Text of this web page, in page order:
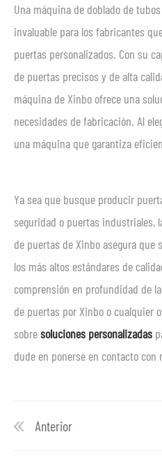
Una máquina de doblado de
invaluable para los fabricantes
puertas personalizados. Con su
de puertas precisos y de alta
máquina de Xinbo ofrece una
necesidades de fabricación. Al
una máquina que garantiza
Ya sea que busque producir
seguridad o puertas industriales,
de puertas de Xinbo asegura que
los más altos estándares de
comprensión en profundidad de
de puertas por Xinbo o cualquier
sobresoluciones personalizadas
dude en ponerse en contacto con
Anterior